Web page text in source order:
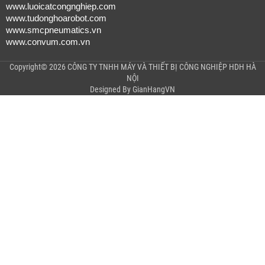
www.luoicatcongnghiep.com
www.tudonghoarobot.com
www.smcpneumatics.vn
www.convum.com.vn
Copyright© 2026 CÔNG TY TNHH MÁY VÀ THIẾT BỊ CÔNG NGHIỆP HDH HÀ
NỘI
Designed By GianHangVN